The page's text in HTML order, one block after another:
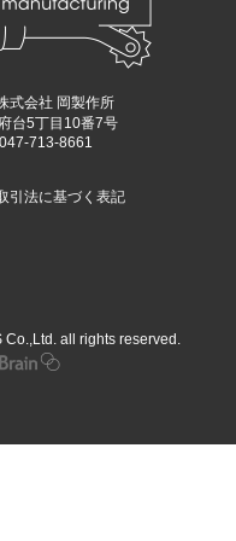
式会社 岡製作所
台5丁目10番7号
713-8661
引法に基づく表記
all rights reserved.